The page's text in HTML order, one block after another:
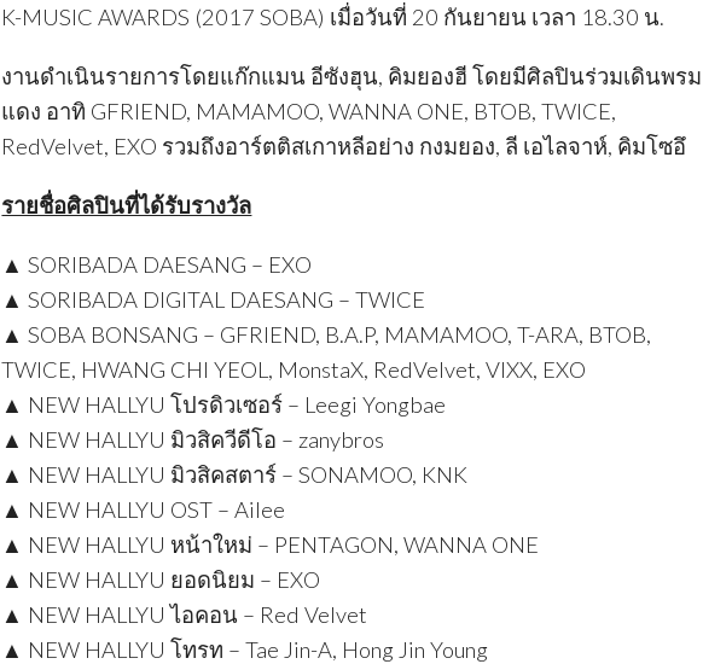
K-MUSIC AWARDS (2017 SOBA) เมื่อวันที่ 20 กันยายน เวลา 18.30 น.
งานดำเนินรายการโดยแก๊กแมน อีซังฮุน, คิมยองฮี โดยมีศิลปินร่วมเดินพรม
แดง อาทิ GFRIEND, MAMAMOO, WANNA ONE, BTOB, TWICE,
RedVelvet, EXO รวมถึงอาร์ตติสเกาหลีอย่าง กงมยอง, ลี เอไลจาห์, คิมโซอึ
รายชื่อศิลปินที่ได้รับรางวัล
▲ SORIBADA DAESANG – EXO
▲ SORIBADA DIGITAL DAESANG – TWICE
▲ SOBA BONSANG – GFRIEND, B.A.P, MAMAMOO, T-ARA, BTOB,
TWICE, HWANG CHI YEOL, MonstaX, RedVelvet, VIXX, EXO
▲ NEW HALLYU โปรดิวเซอร์ – Leegi Yongbae
▲ NEW HALLYU มิวสิควีดีโอ – zanybros
▲ NEW HALLYU มิวสิคสตาร์ – SONAMOO, KNK
▲ NEW HALLYU OST – Ailee
▲ NEW HALLYU หน้าใหม่ – PENTAGON, WANNA ONE
▲ NEW HALLYU ยอดนิยม – EXO
▲ NEW HALLYU ไอคอน – Red Velvet
▲ NEW HALLYU โทรท – Tae Jin-A, Hong Jin Young